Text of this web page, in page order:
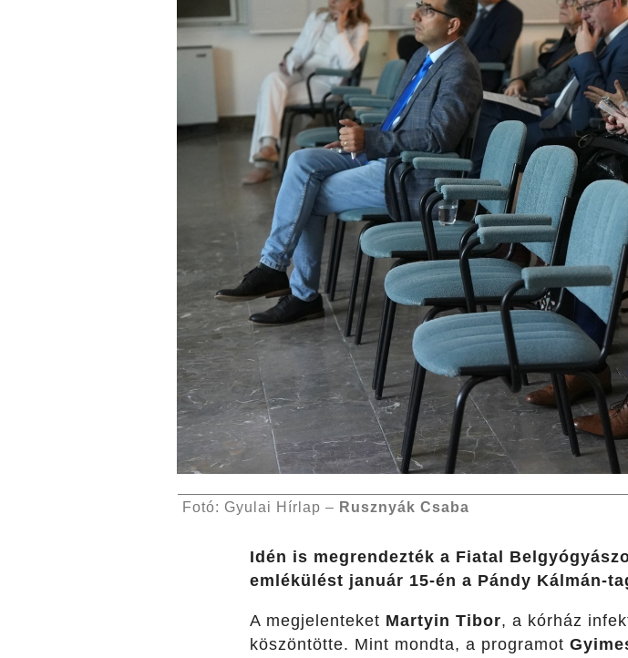
Fotó: Gyulai Hírlap – Rusznyák Csaba
Idén is megrendezték a Fiatal
emlékülést január 15-én a Pándy Kálmán-
A megjelenteket Martyin Tibor, a kórház
köszöntötte. Mint mondta, a programot